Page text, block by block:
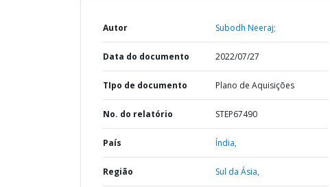
Autor Subodh Neeraj;
Data do documento 2022/07/27
TIpo de documento Plano de Aquisições
No. do relatório STEP67490
País Índia,
Região Sul da Ásia,